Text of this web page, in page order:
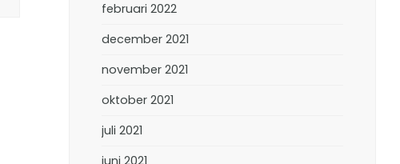
februari 2022
december 2021
november 2021
oktober 2021
juli 2021
juni 2021